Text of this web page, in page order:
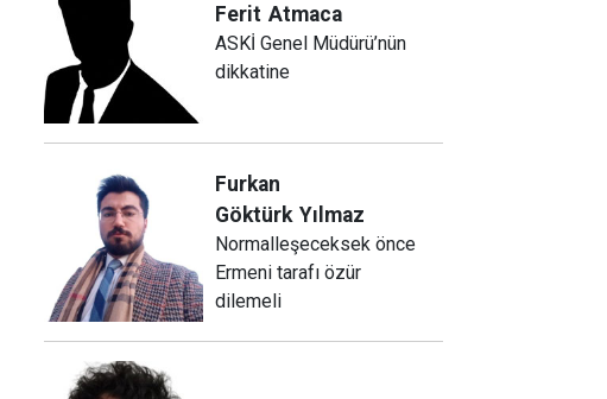
Ferit Atmaca
ASKİ Genel Müdürü’nün
dikkatine
Furkan
Göktürk Yılmaz
Normalleşeceksek önce
Ermeni tarafı özür
dilemeli